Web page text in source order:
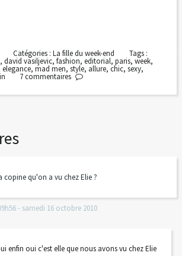
Catégories : La fille du week-end Tags :
, david vasiljevic, fashion, editorial, paris, week,
elegance, mad men, style, allure, chic, sexy,
7commentaires
copine qu'on a vu chez Elie ?
- samedi 16 octobre 2010
enfin oui c'est elle que nous avons vu chez Elie